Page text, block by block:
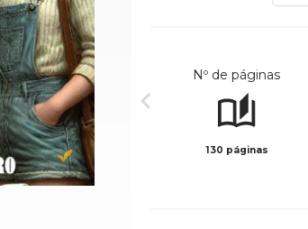
Nº de páginas
130 páginas